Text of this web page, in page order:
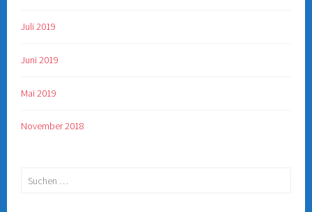
Juli 2019
Juni 2019
Mai 2019
November 2018
Suchen